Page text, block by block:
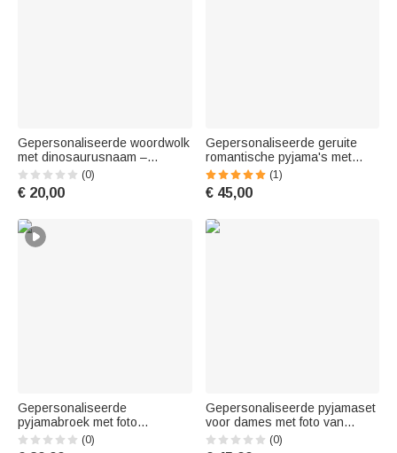
Gepersonaliseerde woordwolk
met dinosaurusnaam –
veelkleurige, zachte
pyjamabroek voor dagelijks
gebruik – verjaardagscadeau
(0)
€ 20,00
Gepersonaliseerde geruite
romantische pyjama's met
hartjesmotief in king- en
queen-maat, met naam, als
loungewear en
en pasgetrouwden
(1)
€ 45,00
Gepersonaliseerde
pyjamabroek met foto
ruitdessin naam en extra zak
comfortabele loungewear voor
(0)
Gepersonaliseerde pyjamaset
voor dames met foto van
huisdiergezicht, gestreept
pootjes-hartjespatroon en
(0)